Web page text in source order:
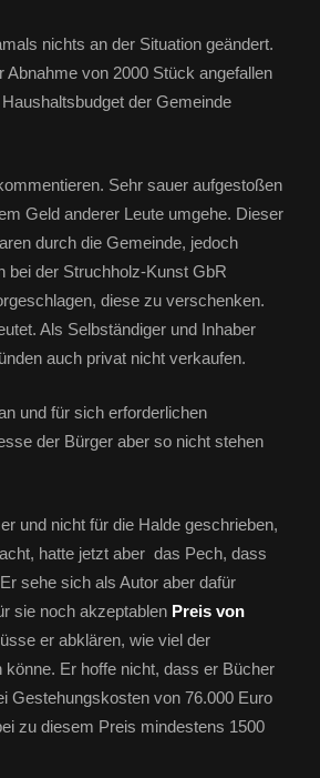
nichts an der Situation geändert.
Abnahme von 2000 Stück angefallen
der Gemeinde
Sehr sauer aufgestoßen
Geld anderer Leute umgehe. Dieser
durch die Gemeinde, jedoch
bei der Struchholz-Kunst GbR
diese zu verschenken.
Als Selbständiger und Inhaber
auch privat nicht verkaufen.
und für sich erforderlichen
der Bürger aber so nicht stehen
und nicht für die Halde geschrieben,
hatte jetzt aber das Pech, dass
sehe sich als Autor aber dafür
sie noch akzeptablen Preis von
er abklären, wie viel der
Er hoffe nicht, dass er Bücher
Gestehungskosten von 76.000 Euro
zu diesem Preis mindestens 1500